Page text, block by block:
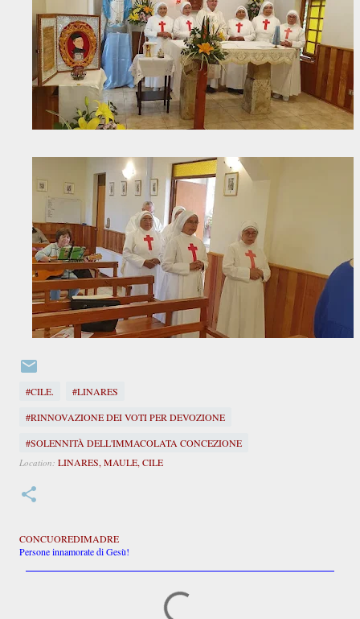
#CILE.
#LINARES
#RINNOVAZIONE DEI VOTI PER DEVOZIONE
#SOLENNITÀ DELL'IMMACOLATA CONCEZIONE
Location: LINARES, MAULE, CILE
CONCUOREDIMADRE
Persone innamorate di Gesù!